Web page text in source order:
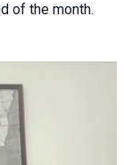
of the month.